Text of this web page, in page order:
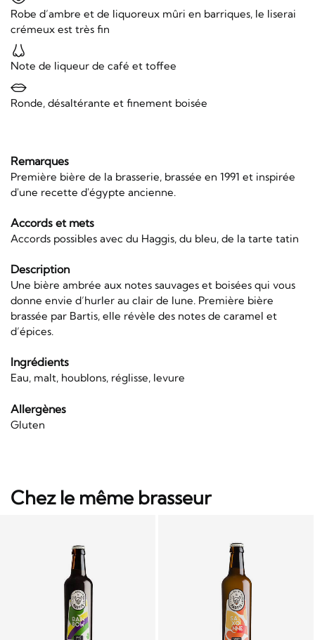
Robe d’ambre et de liquoreux mûri en barriques, le liserai
crémeux est très fin
Note de liqueur de café et toffee
Ronde, désaltérante et finement boisée
Remarques
Première bière de la brasserie, brassée en 1991 et inspirée
d'une recette d'égypte ancienne.
Accords et mets
Accords possibles avec du Haggis, du bleu, de la tarte tatin
Description
Une bière ambrée aux notes sauvages et boisées qui vous
donne envie d’hurler au clair de lune. Première bière
brassée par Bartis, elle révèle des notes de caramel et
d’épices.
Ingrédients
Eau, malt, houblons, réglisse, levure
Allergènes
Gluten
Chez le même brasseur